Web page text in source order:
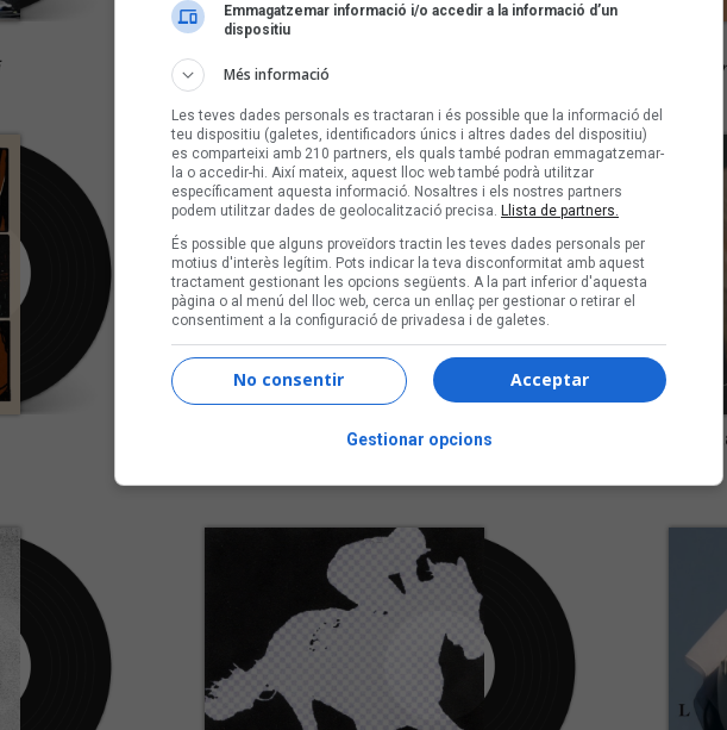
Montörtal
35
Èlia Blasco
Emmagatzemar informació i/o accedir a la informació d’un
dispositiu
Més informació
Les teves dades personals es tractaran i és possible que la informació del
teu dispositiu (galetes, identificadors únics i altres dades del dispositiu)
es comparteixi amb 210 partners, els quals també podran emmagatzemar-
la o accedir-hi. Així mateix, aquest lloc web també podrà utilitzar
específicament aquesta informació. Nosaltres i els nostres partners
podem utilitzar dades de geolocalització precisa. Llista de partners.
És possible que alguns proveïdors tractin les teves dades personals per
motius d'interès legítim. Pots indicar la teva disconformitat amb aquest
tractament gestionant les opcions següents. A la part inferior d'aquesta
pàgina o al menú del lloc web, cerca un enllaç per gestionar o retirar el
consentiment a la configuració de privadesa i de galetes.
Acceptar
No consentir
Gestionar opcions